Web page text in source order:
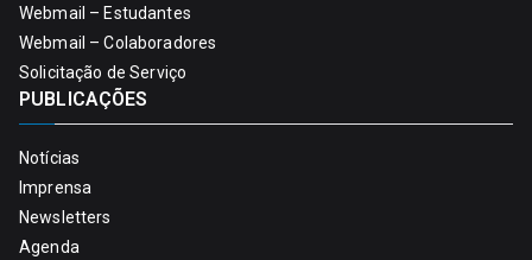
Webmail – Estudantes
Webmail – Colaboradores
Solicitação de Serviço
PUBLICAÇÕES
Notícias
Imprensa
Newsletters
Agenda